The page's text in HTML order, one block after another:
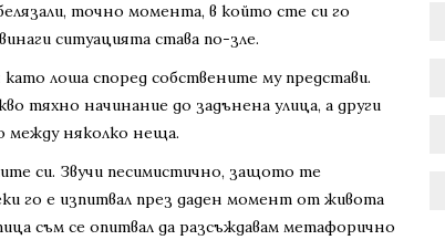
точно момента, в който сте си го
ситуацията става по-зле.
лоша според собствените му представи.
тяхно начинание до задънена улица, а други
няколко неща.
си. Звучи песимистично, защото те
го е изпитвал през даден момент от живота
съм се опитвал да разсъждавам метафорично